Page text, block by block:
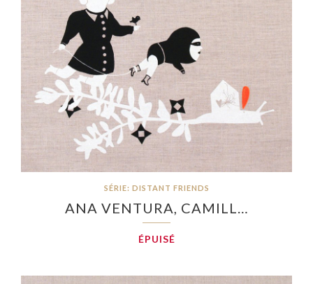
SÉRIE: DISTANT FRIENDS
ANA VENTURA, CAMILL…
ÉPUISÉ